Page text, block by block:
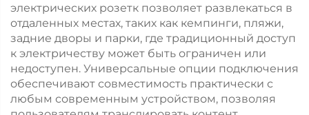
электрических розетк позволяет развлекаться в
отдаленных местах, таких как кемпинги, пляжи,
задние дворы и парки, где традиционный доступ
к электричеству может быть ограничен или
недоступен. Универсальные опции подключения
обеспечивают совместимость практически с
любым современным устройством, позволяя